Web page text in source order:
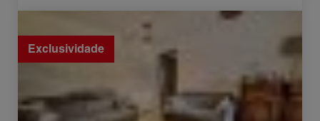
Venda Casa Sallenôves 6 Quartos 130 m²
Exclusividade